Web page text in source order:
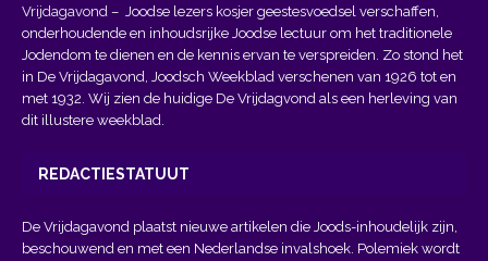
Vrijdagavond – Joodse lezers kosjer geestesvoedsel verschaffen,
onderhoudende en inhoudsrijke Joodse lectuur om het traditionele
Jodendom te dienen en de kennis ervan te verspreiden. Zo stond het
in De Vrijdagavond, Joodsch Weekblad verschenen van 1926 tot en
met 1932. Wij zien de huidige De Vrijdagvond als een herleving van
dit illustere weekblad.
REDACTIESTATUUT
De Vrijdagavond plaatst nieuwe artikelen die Joods-inhoudelijk zijn,
beschouwend en met een Nederlandse invalshoek. Polemiek wordt